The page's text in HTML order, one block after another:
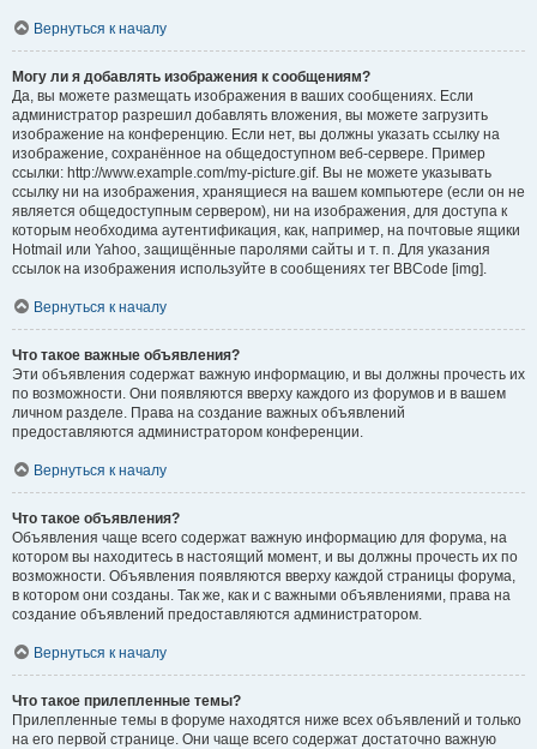
Вернуться к началу
Могу ли я добавлять изображения к сообщениям?
Да, вы можете размещать изображения в ваших сообщениях. Если
администратор разрешил добавлять вложения, вы можете загрузить
изображение на конференцию. Если нет, вы должны указать ссылку на
изображение, сохранённое на общедоступном веб-сервере. Пример
ссылки: http://www.example.com/my-picture.gif. Вы не можете указывать
ссылку ни на изображения, хранящиеся на вашем компьютере (если он не
является общедоступным сервером), ни на изображения, для доступа к
которым необходима аутентификация, как, например, на почтовые ящики
Hotmail или Yahoo, защищённые паролями сайты и т. п. Для указания
ссылок на изображения используйте в сообщениях тег BBCode [img].
Вернуться к началу
Что такое важные объявления?
Эти объявления содержат важную информацию, и вы должны прочесть их
по возможности. Они появляются вверху каждого из форумов и в вашем
личном разделе. Права на создание важных объявлений
предоставляются администратором конференции.
Вернуться к началу
Что такое объявления?
Объявления чаще всего содержат важную информацию для форума, на
котором вы находитесь в настоящий момент, и вы должны прочесть их по
возможности. Объявления появляются вверху каждой страницы форума,
в котором они созданы. Так же, как и с важными объявлениями, права на
создание объявлений предоставляются администратором.
Вернуться к началу
Что такое прилепленные темы?
Прилепленные темы в форуме находятся ниже всех объявлений и только
на его первой странице. Они чаще всего содержат достаточно важную